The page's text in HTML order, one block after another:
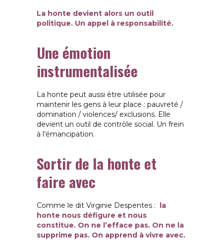
La honte devient alors un outil
politique. Un appel à responsabilité.
Une émotion
instrumentalisée
La honte peut aussi être utilisée pour
maintenir les gens à leur place : pauvreté /
domination / violences/ exclusions. Elle
devient un outil de contrôle social. Un frein
à l’émancipation.
Sortir de la honte et
faire avec
Comme le dit Virginie Despentes : la
honte nous défigure et nous
constitue. On ne l’efface pas. On ne la
supprime pas. On apprend à vivre avec.